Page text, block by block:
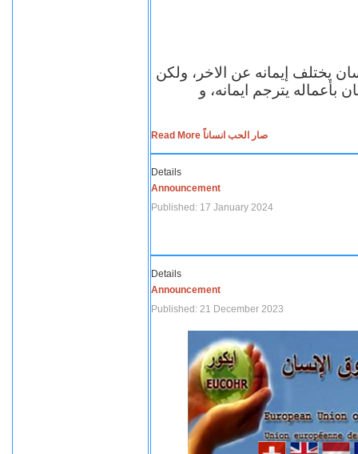
يختلف إيمانه عن الاخر، ولكن
بأعماله يترجم ايمانه، و
Read More صار الحب انساناً
Details
Announcement
Published: 17 January 2024
Details
Announcement
Published: 21 December 2023